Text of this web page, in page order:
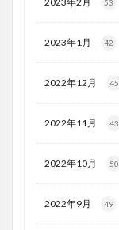
53
2023年1月 42
2022年12月 45
2022年11月 43
2022年10月 50
2022年9月 49